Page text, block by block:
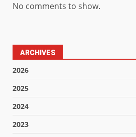
No comments to show.
ARCHIVES
2026
2025
2024
2023